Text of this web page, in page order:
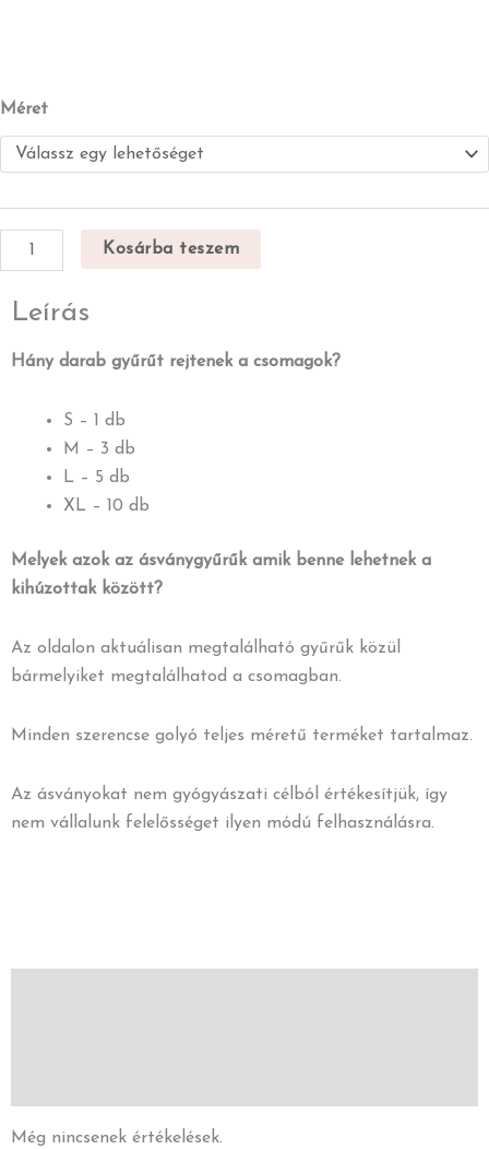
Méret
Ásványgyűrű
Lucky
Scoop
Kosárba teszem
Leírás
Hány darab gyűrűt rejtenek a csomagok?
S – 1 db
M – 3 db
L – 5 db
XL – 10 db
Melyek azok az ásványgyűrűk amik benne lehetnek a
kihúzottak között?
Az oldalon aktuálisan megtalálható gyűrűk közül
bármelyiket megtalálhatod a csomagban.
Minden szerencse golyó teljes méretű terméket tartalmaz.
Az ásványokat nem gyógyászati célból értékesítjük, így
nem vállalunk felelősséget ilyen módú felhasználásra.
Még nincsenek értékelések.